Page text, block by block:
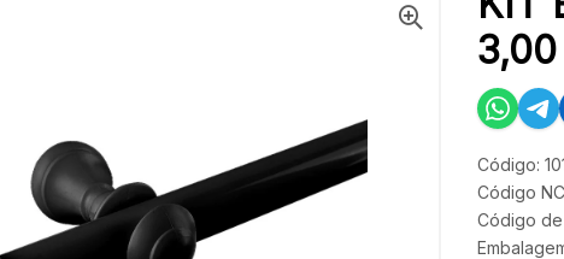
Código:
Código
Código